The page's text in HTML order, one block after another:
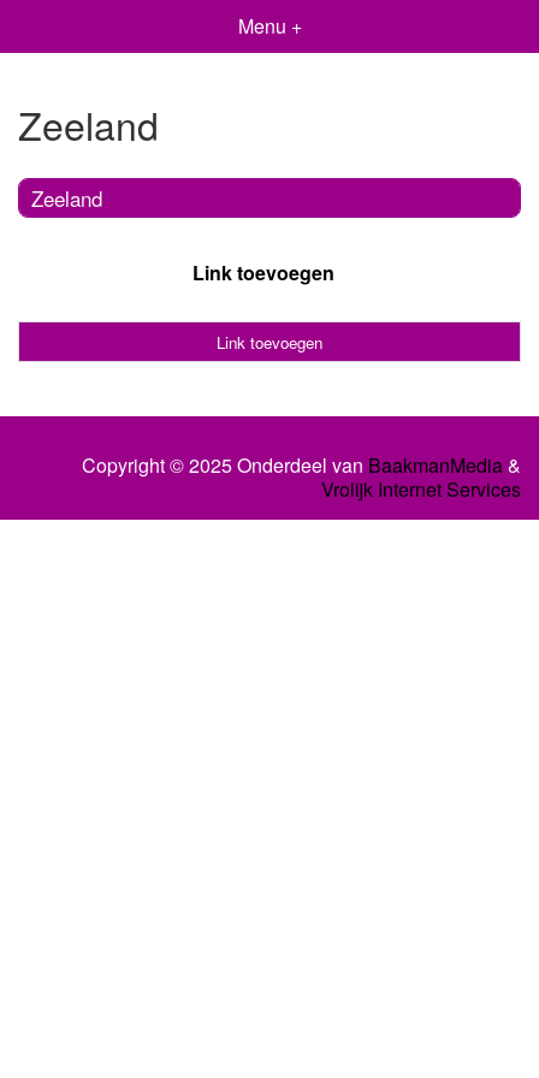
Menu +
Zeeland
Zeeland
Link toevoegen
Link toevoegen
Copyright © 2025 Onderdeel van BaakmanMedia&
Vrolijk Internet Services